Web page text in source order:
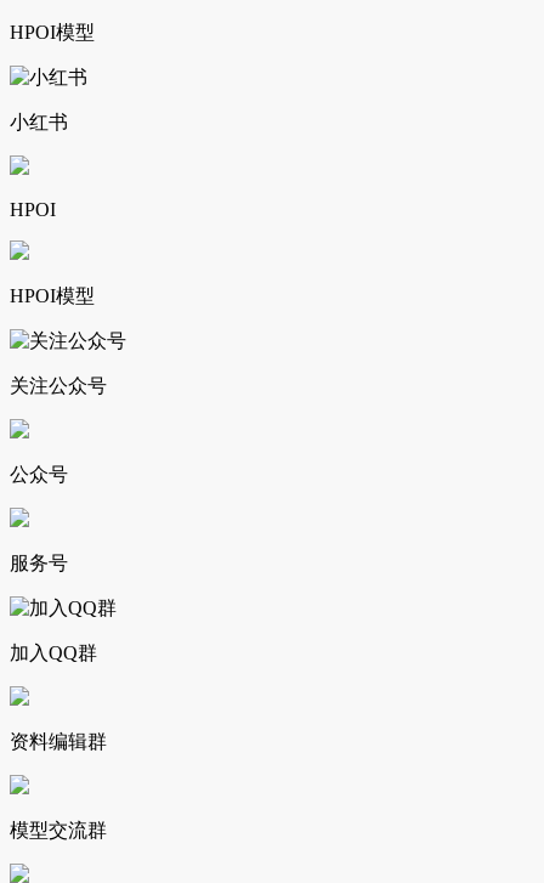
HPOI模型
小红书
HPOI
HPOI模型
关注公众号
公众号
服务号
加入QQ群
资料编辑群
模型交流群